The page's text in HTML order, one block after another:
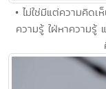
• ไม่ใช่มีแต่ความคิด
ความรู้ ใฝ่หาความรู้